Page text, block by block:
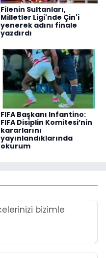
Filenin Sultanları,
Milletler Ligi'nde Çin'i
yenerek adını finale
yazdırdı
FIFA Başkanı Infantino:
FIFA Disiplin Komitesi’nin
kararlarını
yayınlandıklarında
okurum